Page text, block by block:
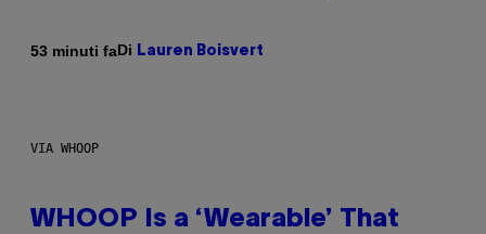
53 minuti faDi Lauren Boisvert
VIA WHOOP
WHOOP Is a ‘Wearable’ That